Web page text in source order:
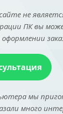
не
ПК вы
мы
много